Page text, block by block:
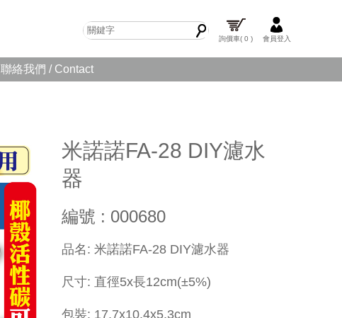
詢價車( 0 ) 會員登入
聯絡我們 / Contact
米諾諾FA-28 DIY濾水
器
編號 : 000680
​品名: 米諾諾FA-28 DIY濾水器
尺寸: 直徑5x長12cm(±5%)
包裝: 17.7x10.4x5.3cm